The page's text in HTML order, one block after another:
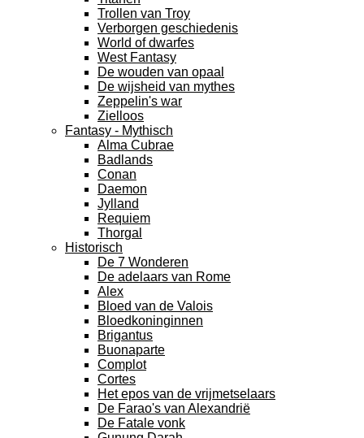
Trollen van Troy
Verborgen geschiedenis
World of dwarfes
West Fantasy
De wouden van opaal
De wijsheid van mythes
Zeppelin's war
Zielloos
Fantasy - Mythisch
Alma Cubrae
Badlands
Conan
Daemon
Jylland
Requiem
Thorgal
Historisch
De 7 Wonderen
De adelaars van Rome
Alex
Bloed van de Valois
Bloedkoninginnen
Brigantus
Buonaparte
Complot
Cortes
Het epos van de vrijmetselaars
De Farao's van Alexandrië
De Fatale vonk